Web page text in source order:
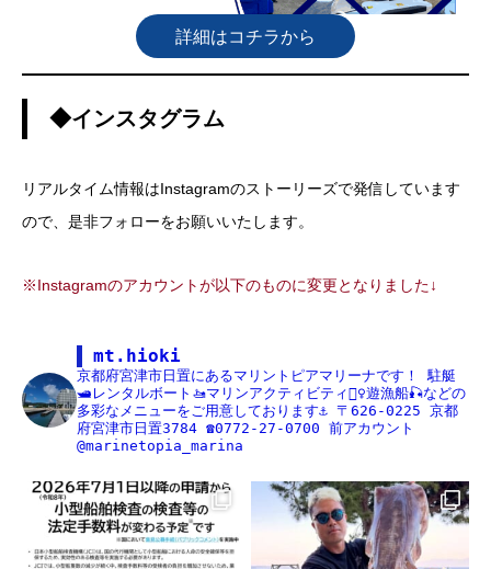
詳細はコチラから
◆インスタグラム
リアルタイム情報はInstagramのストーリーズで発信しています
ので、是非フォローをお願いいたします。
※Instagramのアカウントが以下のものに変更となりました↓
mt.hioki
京都府宮津市日置にあるマリントピアマリーナです！
駐艇
🛥レンタルボート🚤マリンアクティビティ🏄‍♀️遊漁船🎣などの
多彩なメニューをご用意しております⚓️ 〒626-0225 京都
府宮津市日置3784 ☎️0772-27-0700 前アカウント
@marinetopia_marina